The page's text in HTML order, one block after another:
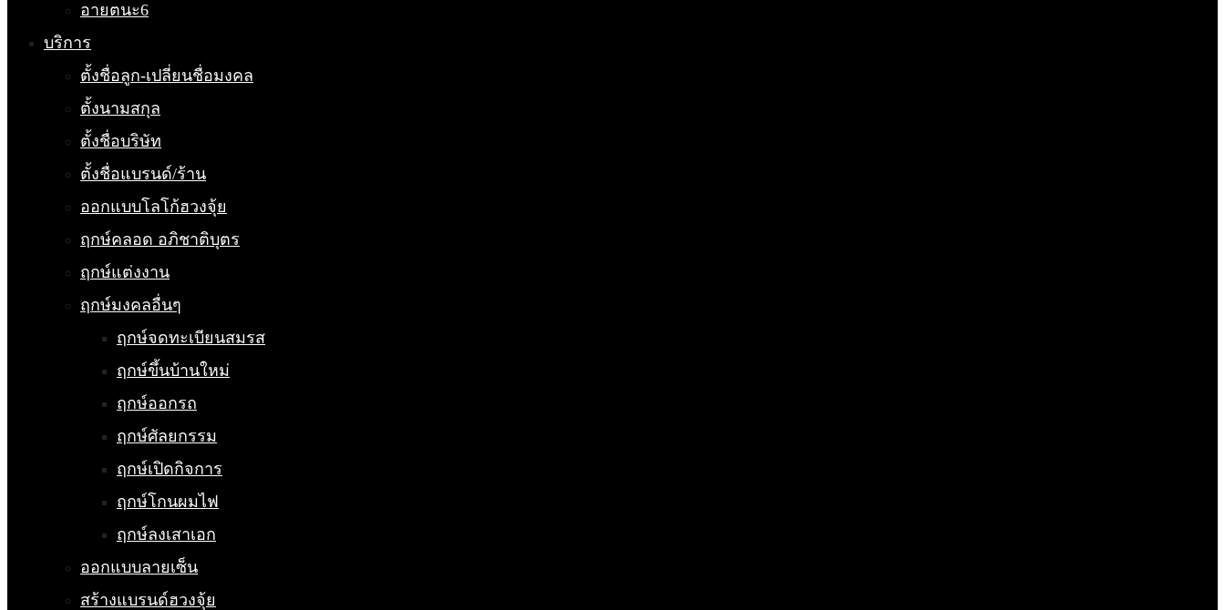
อายตนะ6
บริการ
ตั้งชื่อลูก-เปลี่ยนชื่อมงคล
ตั้งนามสกุล
ตั้งชื่อบริษัท
ตั้งชื่อแบรนด์/ร้าน
ออกแบบโลโก้ฮวงจุ้ย
ฤกษ์คลอด อภิชาติบุตร
ฤกษ์แต่งงาน
ฤกษ์มงคลอื่นๆ
ฤกษ์จดทะเบียนสมรส
ฤกษ์ขึ้นบ้านใหม่
ฤกษ์ออกรถ
ฤกษ์ศัลยกรรม
ฤกษ์เปิดกิจการ
ฤกษ์โกนผมไฟ
ฤกษ์ลงเสาเอก
ออกแบบลายเซ็น
สร้างแบรนด์ฮวงจุ้ย